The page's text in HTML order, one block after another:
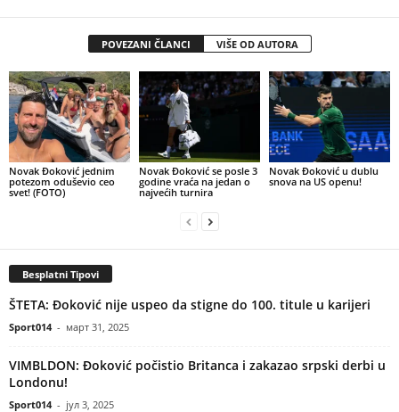
POVEZANI ČLANCI VIŠE OD AUTORA
Novak Đoković jednim
potezom oduševio ceo
svet! (FOTO)
Novak Đoković se posle 3
godine vraća na jedan o
najvećih turnira
Novak Đoković u dublu
snova na US openu!
Besplatni Tipovi
ŠTETA: Đoković nije uspeo da stigne do 100. titule u karijeri
Sport014 - март 31, 2025
VIMBLDON: Đoković počistio Britanca i zakazao srpski derbi u
Londonu!
Sport014 - јул 3, 2025